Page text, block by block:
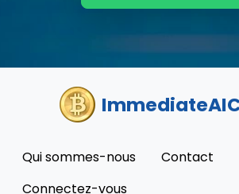
Qui sommes-nous
Contact
Connectez-vous